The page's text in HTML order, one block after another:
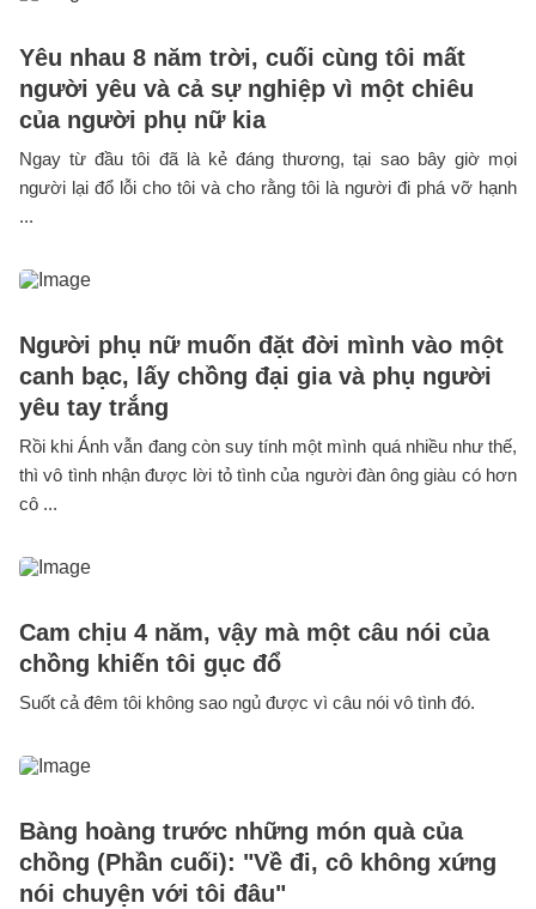
Yêu nhau 8 năm trời, cuối cùng tôi mất
người yêu và cả sự nghiệp vì một chiêu
của người phụ nữ kia
Ngay từ đầu tôi đã là kẻ đáng thương, tại sao bây giờ mọi
người lại đổ lỗi cho tôi và cho rằng tôi là người đi phá vỡ hạnh
...
Người phụ nữ muốn đặt đời mình vào một
canh bạc, lấy chồng đại gia và phụ người
yêu tay trắng
Rồi khi Ánh vẫn đang còn suy tính một mình quá nhiều như thế,
thì vô tình nhận được lời tỏ tình của người đàn ông giàu có hơn
cô ...
Cam chịu 4 năm, vậy mà một câu nói của
chồng khiến tôi gục đổ
Suốt cả đêm tôi không sao ngủ được vì câu nói vô tình đó.
Bàng hoàng trước những món quà của
chồng (Phần cuối): "Về đi, cô không xứng
nói chuyện với tôi đâu"